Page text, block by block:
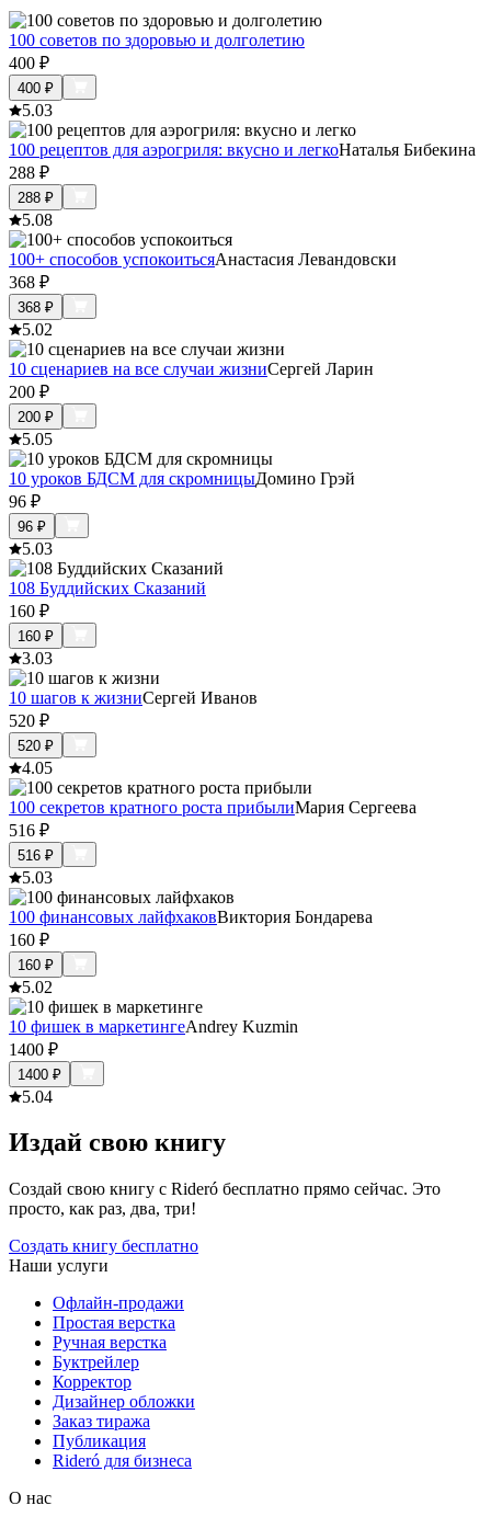
100 советов по здоровью и долголетию
400 ₽
400 ₽
5.03
100 рецептов для аэрогриля: вкусно и легкоНаталья Бибекина
288 ₽
288 ₽
5.08
100+ способов успокоитьсяАнастасия Левандовски
368 ₽
368 ₽
5.02
10 сценариев на все случаи жизниСергей Ларин
200 ₽
200 ₽
5.05
10 уроков БДСМ для скромницыДомино Грэй
96 ₽
96 ₽
5.03
108 Буддийских Сказаний
160 ₽
160 ₽
3.03
10 шагов к жизниСергей Иванов
520 ₽
520 ₽
4.05
100 секретов кратного роста прибылиМария Сергеева
516 ₽
516 ₽
5.03
100 финансовых лайфхаковВиктория Бондарева
160 ₽
160 ₽
5.02
10 фишек в маркетингеAndrey Kuzmin
1400 ₽
1400 ₽
5.04
Издай свою книгу
Создай свою книгу с Rideró бесплатно прямо сейчас. Это
просто, как раз, два, три!
Создать книгу бесплатно
Наши услуги
Офлайн-продажи
Простая верстка
Ручная верстка
Буктрейлер
Корректор
Дизайнер обложки
Заказ тиража
Публикация
Rideró для бизнеса
О нас